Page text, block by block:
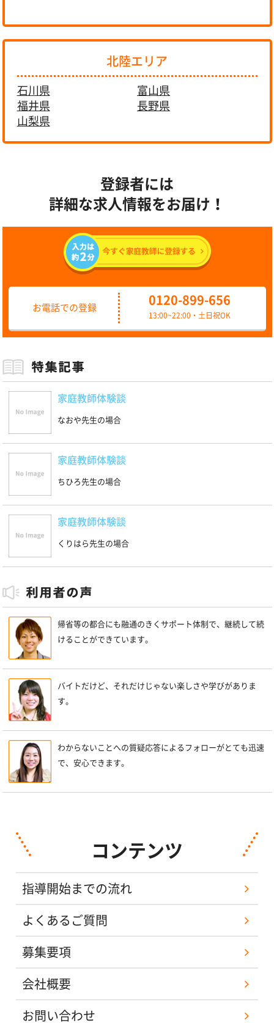
北陸エリア
石川県
富山県
福井県
長野県
山梨県
登録者には
詳細な求人情報をお届け！
お電話での登録
0120-899-656
13:00~22:00・土日祝OK
家庭教師体験談
なおや先生の場合
家庭教師体験談
ちひろ先生の場合
家庭教師体験談
くりはら先生の場合
帰省等の都合にも融通のきくサポート体制で、継続して続
けることができています。
バイトだけど、それだけじゃない楽しさや学びがありま
す。
わからないことへの質疑応答によるフォローがとても迅速
で、安心できます。
コンテンツ
指導開始までの流れ
よくあるご質問
募集要項
会社概要
お問い合わせ